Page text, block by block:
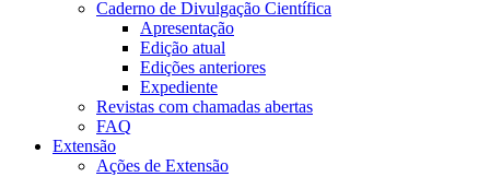
Caderno de Divulgação Científica
Apresentação
Edição atual
Edições anteriores
Expediente
Revistas com chamadas abertas
FAQ
Extensão
Ações de Extensão